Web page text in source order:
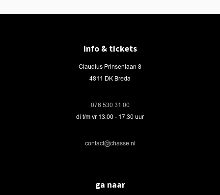
info & tickets
Claudius Prinsenlaan 8
4811 DK Breda
076 530 31 00
di t/m vr 13.00 - 17.30 uur
contact@chasse.nl
ga naar